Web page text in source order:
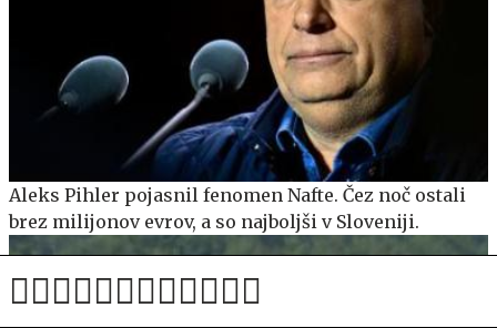
Aleks Pihler pojasnil fenomen Nafte. Čez noč ostali
brez milijonov evrov, a so najboljši v Sloveniji.